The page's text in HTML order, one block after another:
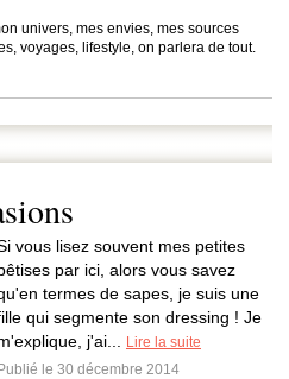
univers, mes envies, mes sources
voyages, lifestyle, on parlera de tout.
vous lisez souvent mes petites
par ici, alors vous savez
termes de sapes, je suis une
qui segmente son dressing ! Je
j'ai...
Lire la suite
Publié le 30 décembre 2014